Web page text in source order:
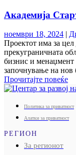
Академија
ноември 18, 2024 |
Проектот има за
прекуграничната
бизнис и менаџмент
започнување на нов
Прочитајте повеќе
Политика за приватност
Алатки за приватност
РЕГИОН
За регионот